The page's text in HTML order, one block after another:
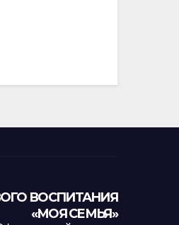
ВОСПИТАНИЯ
«МОЯ СЕМЬЯ»